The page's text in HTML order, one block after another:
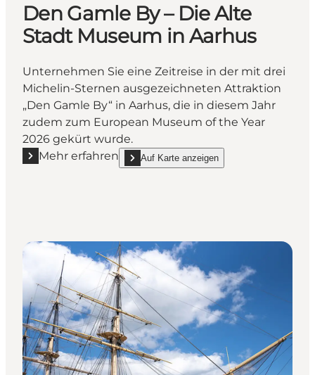
Den Gamle By – Die Alte
Stadt Museum in Aarhus
Unternehmen Sie eine Zeitreise in der mit drei
Michelin-Sternen ausgezeichneten Attraktion
„Den Gamle By“ in Aarhus, die in diesem Jahr
zudem zum European Museum of the Year
2026 gekürt wurde.
Mehr erfahren
Mehr erfahren "Den Gamle By – Die Alte Stadt
Auf Karte anzeigen
show Den Gamle By – Die Alte Stadt